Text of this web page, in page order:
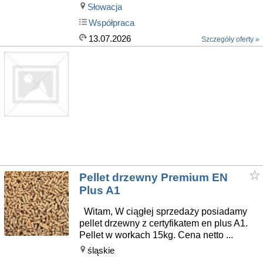
Słowacja
Współpraca
13.07.2026
Szczegóły oferty »
Pellet drzewny Premium EN
Plus A1
Witam, W ciągłej sprzedaży posiadamy
pellet drzewny z certyfikatem en plus A1.
Pellet w workach 15kg. Cena netto ...
śląskie